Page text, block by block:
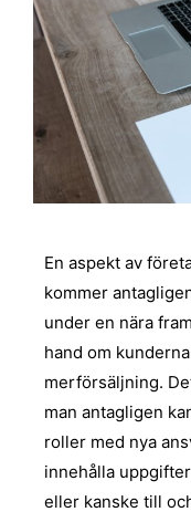
En aspekt av
kommer
under en nära
hand om
merförsäljning.
man antagligen
roller med nya
innehålla
eller kanske till